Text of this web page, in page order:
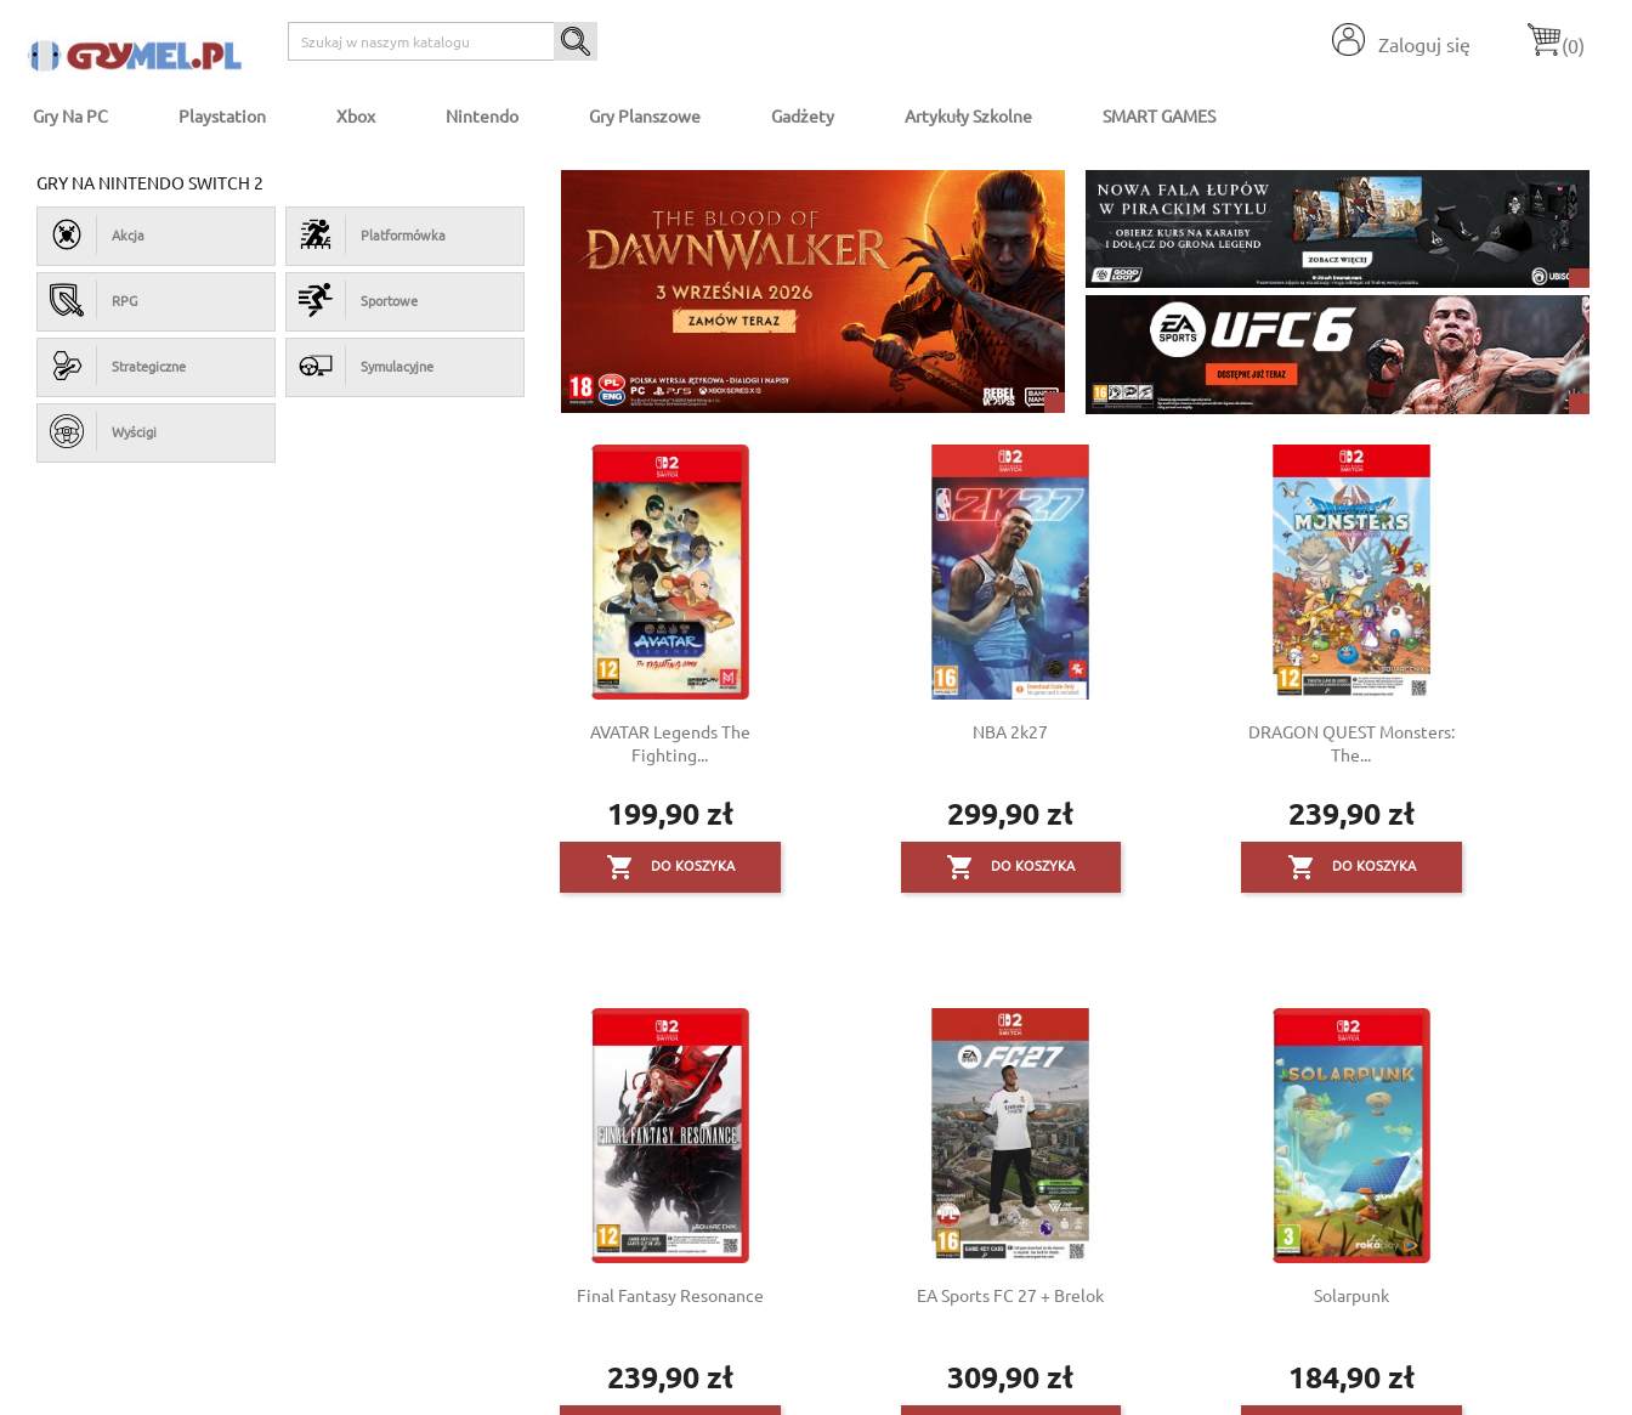
Zaloguj się (0)
Gry Na PC Playstation Xbox Nintendo Gry Planszowe Gadżety Artykuły Szkolne SMART GAMES
GRY NA NINTENDO SWITCH 2
Akcja Platformówka
RPG Sportowe
Strategiczne Symulacyjne
Wyścigi
AVATAR Legends The
Fighting...
Cena
199,90 zł
 DO KOSZYKA
NBA 2k27
Cena
299,90 zł
 DO KOSZYKA
DRAGON QUEST Monsters:
The...
Cena
239,90 zł
 DO KOSZYKA
Final Fantasy Resonance
Cena
239,90 zł
EA Sports FC 27 + Brelok
Cena
309,90 zł
Solarpunk
Cena
184,90 zł